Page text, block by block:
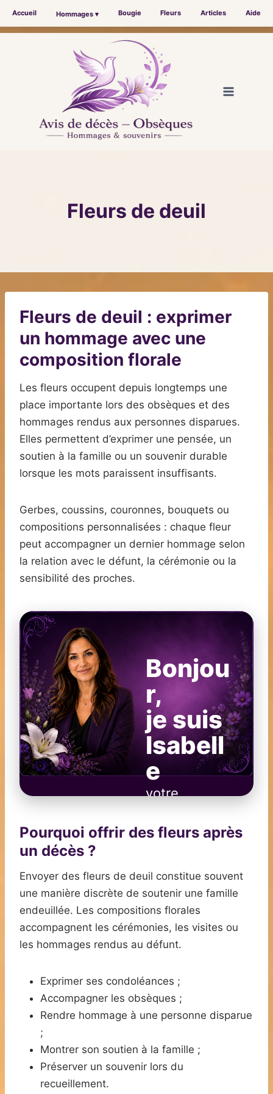
Accueil Hommages ▾ Bougie Fleurs Articles Aide
Fleurs de deuil
Fleurs de deuil : exprimer
un hommage avec une
composition florale
Les fleurs occupent depuis longtemps une
place importante lors des obsèques et des
hommages rendus aux personnes disparues.
Elles permettent d’exprimer une pensée, un
soutien à la famille ou un souvenir durable
lorsque les mots paraissent insuffisants.
Gerbes, coussins, couronnes, bouquets ou
compositions personnalisées : chaque fleur
peut accompagner un dernier hommage selon
la relation avec le défunt, la cérémonie ou la
sensibilité des proches.
Bonjou
r,
je suis
Isabell
e
votre
Je peux vous
adaptées à votre
avec le défunt et à
votre budget.
conseillé
Je préfère
choisir seul
Pourquoi offrir des fleurs après
un décès ?
Envoyer des fleurs de deuil constitue souvent
une manière discrète de soutenir une famille
endeuillée. Les compositions florales
accompagnent les cérémonies, les visites ou
les hommages rendus au défunt.
Exprimer ses condoléances ;
Accompagner les obsèques ;
Rendre hommage à une personne disparue
;
Montrer son soutien à la famille ;
Préserver un souvenir lors du
recueillement.